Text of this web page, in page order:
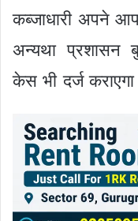
कब्जाधारी अपने
अन्यथा प्रशासन
केस भी दर्ज